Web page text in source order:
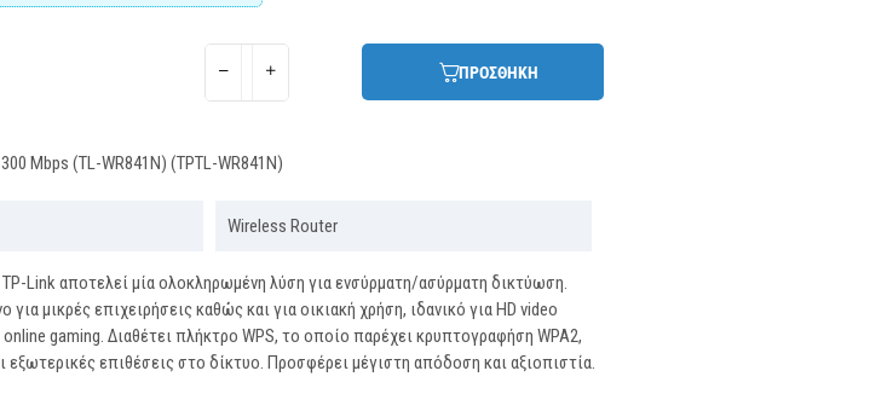
ΠΡΟΣΘΗΚΗ
Mbps (TL-WR841N) (TPTL-WR841N)
Wireless Router
TP-Link αποτελεί μία ολοκληρωμένη λύση για ενσύρματη/ασύρματη δικτύωση.
για μικρές επιχειρήσεις καθώς και για οικιακή χρήση, ιδανικό για HD video
gaming. Διαθέτει πλήκτρο WPS, το οποίο παρέχει κρυπτογραφήση WPA2,
επιθέσεις στο δίκτυο. Προσφέρει μέγιστη απόδοση και αξιοπιστία.